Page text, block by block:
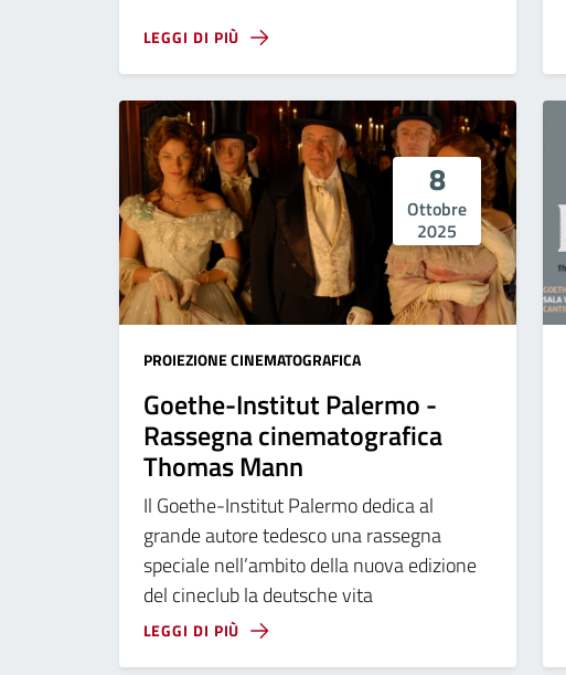
LEGGI DI PIÙ
8
Ottobre
2025
PROIEZIONE CINEMATOGRAFICA
Goethe-Institut Palermo -
Rassegna cinematografica
Thomas Mann
Il Goethe-Institut Palermo dedica al
grande autore tedesco una rassegna
speciale nell’ambito della nuova edizione
del cineclub la deutsche vita
LEGGI DI PIÙ